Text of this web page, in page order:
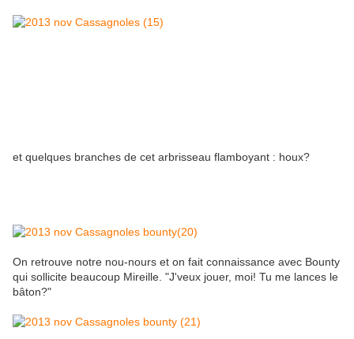
et quelques branches de cet arbrisseau flamboyant : houx?
On retrouve notre nou-nours et on fait connaissance avec Bounty
qui sollicite beaucoup Mireille. "J'veux jouer, moi! Tu me lances le
bâton?"